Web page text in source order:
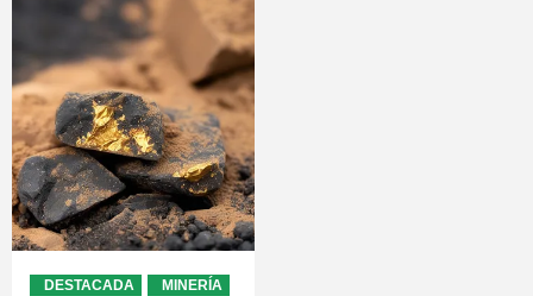
DESTACADA MINERÍA